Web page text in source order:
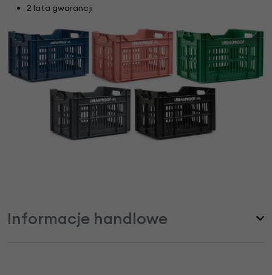
2 lata gwarancji
Informacje handlowe